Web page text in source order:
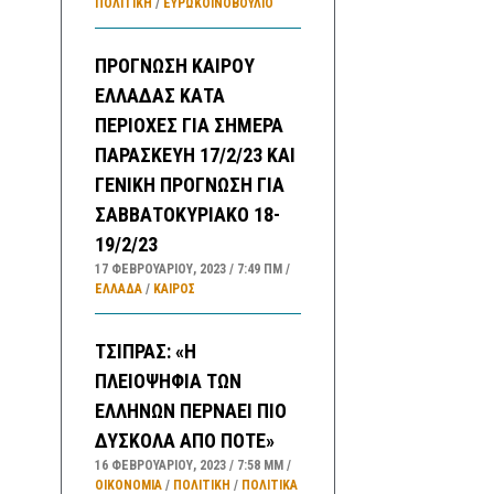
ΠΟΛΙΤΙΚΗ / ΕΥΡΩΚΟΙΝΟΒΟΥΛΙΟ
ΠΡΟΓΝΩΣΗ ΚΑΙΡΟΥ
ΕΛΛΑΔΑΣ ΚΑΤΑ
ΠΕΡΙΟΧΕΣ ΓΙΑ ΣΗΜΕΡΑ
ΠΑΡΑΣΚΕΥΗ 17/2/23 ΚΑΙ
ΓΕΝΙΚΗ ΠΡΟΓΝΩΣΗ ΓΙΑ
ΣΑΒΒΑΤΟΚΥΡΙΑΚΟ 18-
19/2/23
17 ΦΕΒΡΟΥΑΡΊΟΥ, 2023 7:49 ΠΜ
ΕΛΛΑΔA/ ΚΑΙΡΌΣ
ΤΣΙΠΡΑΣ: «Η
ΠΛΕΙΟΨΗΦΙΑ ΤΩΝ
ΕΛΛΗΝΩΝ ΠΕΡΝΑΕΙ ΠΙΟ
ΔΥΣΚΟΛΑ ΑΠΟ ΠΟΤΕ»
16 ΦΕΒΡΟΥΑΡΊΟΥ, 2023 7:58 ΜΜ
ΟΙΚΟΝΟΜΙΑ/ ΠΟΛΙΤΙΚΗ / ΠΟΛΙΤΙΚΆ